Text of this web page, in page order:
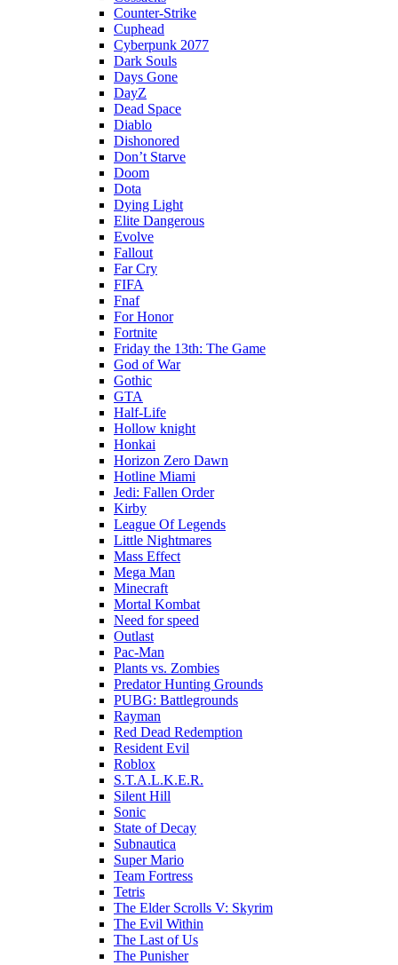
Counter-Strike
Cuphead
Cyberpunk 2077
Dark Souls
Days Gone
DayZ
Dead Space
Diablo
Dishonored
Don’t Starve
Doom
Dota
Dying Light
Elite Dangerous
Evolve
Fallout
Far Cry
FIFA
Fnaf
For Honor
Fortnite
Friday the 13th: The Game
God of War
Gothic
GTA
Half-Life
Hollow knight
Honkai
Horizon Zero Dawn
Hotline Miami
Jedi: Fallen Order
Kirby
League Of Legends
Little Nightmares
Mass Effect
Mega Man
Minecraft
Mortal Kombat
Need for speed
Outlast
Pac-Man
Plants vs. Zombies
Predator Hunting Grounds
PUBG: Battlegrounds
Rayman
Red Dead Redemption
Resident Evil
Roblox
S.T.A.L.K.E.R.
Silent Hill
Sonic
State of Decay
Subnautica
Super Mario
Team Fortress
Tetris
The Elder Scrolls V: Skyrim
The Evil Within
The Last of Us
The Punisher